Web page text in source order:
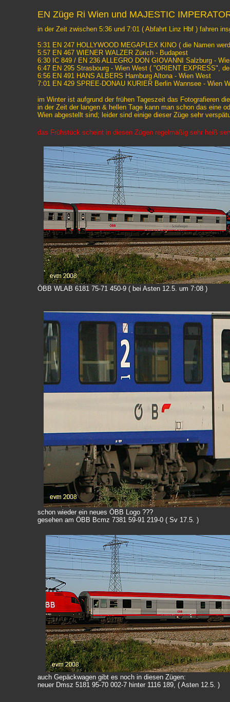
EN Züge Ri Wien und MAJESTIC
in der Zeit zwischen 5:36 und 7:01 ( Abfahrt Linz Hbf ) fahren
5:31 EN 247 HOLLYWOOD MEGAPLEX KINO ( die Namen
5:57 EN 467 WIENER WALZER Zürich - Budapest
6:30 IC 849 / EN 236 ALLEGRO DON GIOVANNI Salzburg -
6:47 EN 295 Strasbourg - Wien West ( "ORIENT EXPRESS",
6:56 EN 491 HANS ALBERS Hamburg Altona - Wien West
7:01 EN 429 SPREE-DONAU KURIER Berlin Wannsee - Wien
im Winter ist aufgrund der frühen Tageszeit das Fotografieren
in der Zeit der langen & hellen Tage kann man schon das eine
Wien abgestellt sind; leider sind einige dieser Züge sehr
das Frühstück scheint in diesen Zügen regelmäßig sehr heiß
ÖBB WLAB 6181 75-71 450-9 ( bei Asten 12.5. um 7:08 )
schon wieder ein neues ÖBB Logo ???
gesehen am ÖBB Bcmz 7381 59-91 219-0 ( Sv 17.5. )
auch Gepäckwagen gibt es noch in diesen Zügen:
neuer Dmsz 5181 95-70 002-7 hinter 1116 189, ( Asten 12.5. )